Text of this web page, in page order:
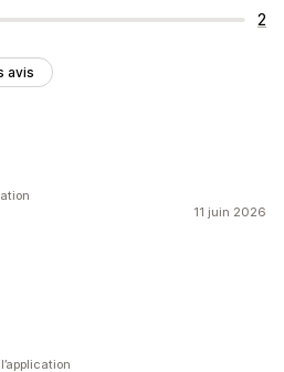
2
avis
11 juin 2026